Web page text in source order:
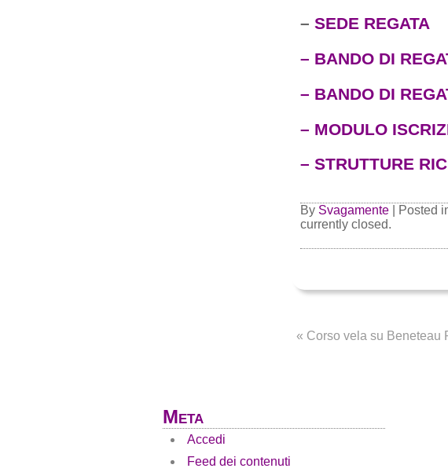
– SEDE REGATA
– BANDO DI
– BANDO DI
– MODULO
– STRUTTURE
By Svagamente | Posted
currently closed.
« Corso vela su Beneteau
Meta
Accedi
Feed dei contenuti